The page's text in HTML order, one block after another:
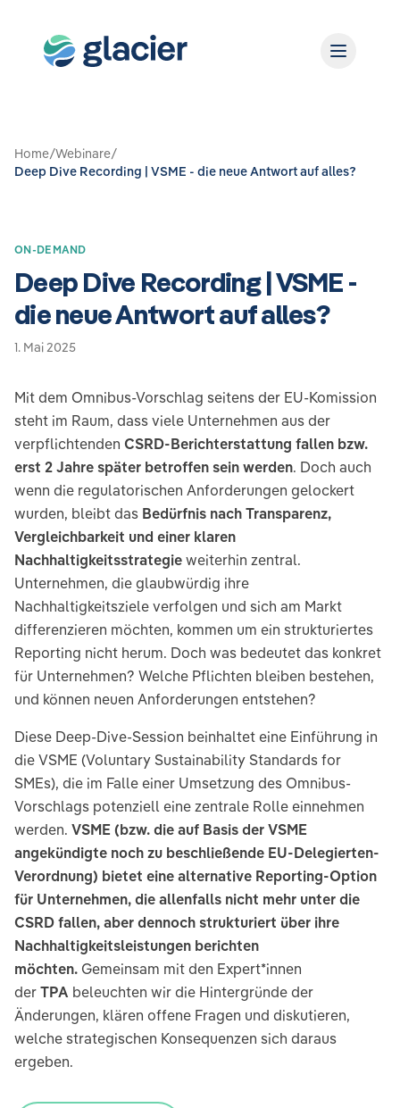
Home/Webinare/
Deep Dive Recording | VSME - die neue Antwort auf alles?
ON-DEMAND
Deep Dive Recording | VSME -
die neue Antwort auf alles?
1. Mai 2025
Mit dem Omnibus-Vorschlag seitens der EU-Komission
steht im Raum, dass viele Unternehmen aus der
verpflichtenden CSRD-Berichterstattung fallen bzw.
erst 2 Jahre später betroffen sein werden. Doch auch
wenn die regulatorischen Anforderungen gelockert
wurden, bleibt das Bedürfnis nach Transparenz,
Vergleichbarkeit und einer klaren
Nachhaltigkeitsstrategie weiterhin zentral.
Unternehmen, die glaubwürdig ihre
Nachhaltigkeitsziele verfolgen und sich am Markt
differenzieren möchten, kommen um ein strukturiertes
Reporting nicht herum. Doch was bedeutet das konkret
für Unternehmen? Welche Pflichten bleiben bestehen,
und können neuen Anforderungen entstehen?
Diese Deep-Dive-Session beinhaltet eine Einführung in
die VSME (Voluntary Sustainability Standards for
SMEs), die im Falle einer Umsetzung des Omnibus-
Vorschlags potenziell eine zentrale Rolle einnehmen
werden. VSME (bzw. die auf Basis der VSME
angekündigte noch zu beschließende EU-Delegierten-
Verordnung) bietet eine alternative Reporting-Option
für Unternehmen, die allenfalls nicht mehr unter die
CSRD fallen, aber dennoch strukturiert über ihre
Nachhaltigkeitsleistungen berichten
möchten. Gemeinsam mit den Expert*innen
der TPA beleuchten wir die Hintergründe der
Änderungen, klären offene Fragen und diskutieren,
welche strategischen Konsequenzen sich daraus
ergeben.